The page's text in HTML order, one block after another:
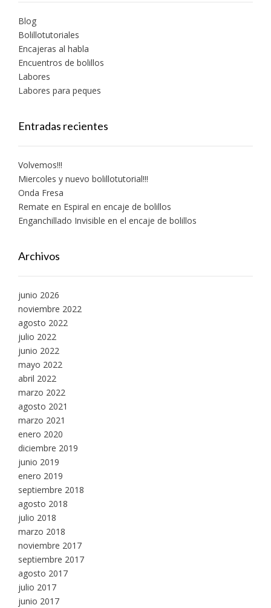
Blog
Bolillotutoriales
Encajeras al habla
Encuentros de bolillos
Labores
Labores para peques
Entradas recientes
Volvemos!!!
Miercoles y nuevo bolillotutorial!!!
Onda Fresa
Remate en Espiral en encaje de bolillos
Enganchillado Invisible en el encaje de bolillos
Archivos
junio 2026
noviembre 2022
agosto 2022
julio 2022
junio 2022
mayo 2022
abril 2022
marzo 2022
agosto 2021
marzo 2021
enero 2020
diciembre 2019
junio 2019
enero 2019
septiembre 2018
agosto 2018
julio 2018
marzo 2018
noviembre 2017
septiembre 2017
agosto 2017
julio 2017
junio 2017